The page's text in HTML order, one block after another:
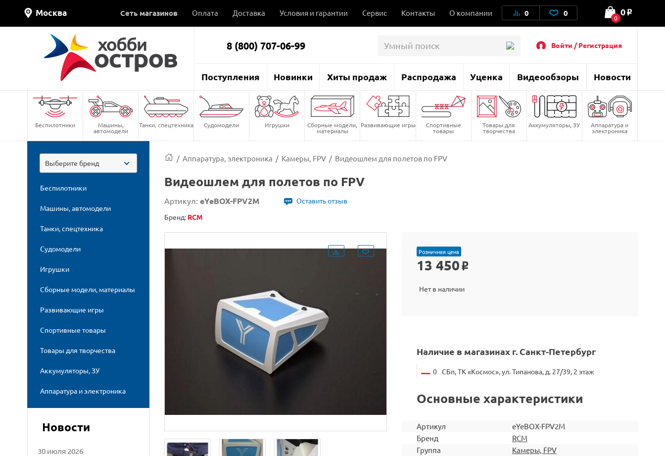
Москва Сеть магазинов Оплата Доставка Условия и гарантии Сервис Контакты О компании 0 0 0
0 o
8 (800) 707-06-99 Войти / Регистрация
Поступления Новинки Хиты продаж Распродажа Уценка Видеообзоры Новости
Беспилотники Машины,
автомодели
Танки, спецтехника Судомодели Игрушки Сборные модели,
материалы
Развивающие игры Спортивные
товары
Товары для
творчества
Аккумуляторы, ЗУ Аппаратура и
электроника
Выберите бренд
Беспилотники
Машины, автомодели
Танки, спецтехника
Судомодели
Игрушки
Сборные модели, материалы
Развивающие игры
Спортивные товары
Товары для творчества
Аккумуляторы, ЗУ
Аппаратура и электроника
Новости
30 июля 2026
/ Аппаратура, электроника / Камеры, FPV / Видеошлем для полетов по FPV
Видеошлем для полетов по FPV
Артикул: eYeBOX-FPV2М
Оставить отзыв
Бренд: RCM
Розничная цена
13 450 o
Нет в наличии
Наличие в магазинах г. Санкт-Петербург
0 СБп, ТК «Космос», ул. Типанова, д. 27/39, 2 этаж
Основные характеристики
Артикул
eYeBOX-FPV2М
Бренд
RCM
Группа
Камеры, FPV